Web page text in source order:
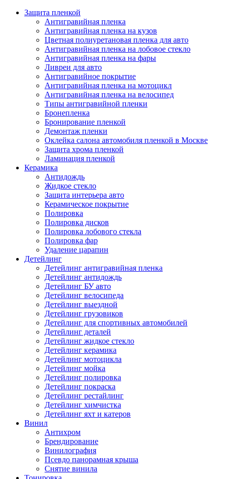
Защита пленкой
Антигравийная пленка
Антигравийная пленка на кузов
Цветная полиуретановая пленка для авто
Антигравийная пленка на лобовое стекло
Антигравийная пленка на фары
Ливреи для авто
Антигравийное покрытие
Антигравийная пленка на мотоцикл
Антигравийная пленка на велосипед
Типы антигравийной пленки
Бронепленка
Бронирование пленкой
Демонтаж пленки
Оклейка салона автомобиля пленкой в Москве
Защита хрома пленкой
Ламинация пленкой
Керамика
Антидождь
Жидкое стекло
Защита интерьера авто
Керамическое покрытие
Полировка
Полировка дисков
Полировка лобового стекла
Полировка фар
Удаление царапин
Детейлинг
Детейлинг антигравийная пленка
Детейлинг антидождь
Детейлинг БУ авто
Детейлинг велосипеда
Детейлинг выездной
Детейлинг грузовиков
Детейлинг для спортивных автомобилей
Детейлинг деталей
Детейлинг жидкое стекло
Детейлинг керамика
Детейлинг мотоцикла
Детейлинг мойка
Детейлинг полировка
Детейлинг покраска
Детейлинг рестайлинг
Детейлинг химчистка
Детейлинг яхт и катеров
Винил
Антихром
Брендирование
Винилография
Псевдо панорамная крыша
Снятие винила